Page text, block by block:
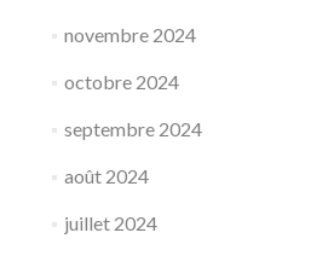
novembre 2024
octobre 2024
septembre 2024
août 2024
juillet 2024